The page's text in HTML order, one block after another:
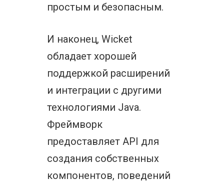
простым и безопасным.
И наконец, Wicket
обладает хорошей
поддержкой расширений
и интеграции с другими
технологиями Java.
Фреймворк
предоставляет API для
создания собственных
компонентов, поведений